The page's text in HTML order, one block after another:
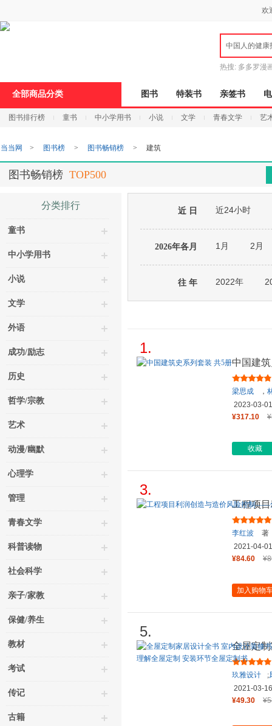
欢
中国人的健康
热搜: 多多罗漫
全部商品分类 图书 特装书 亲签书
图书排行榜 童书 中小学用书 小说 文学 青春文学 艺
当当网 > 图书榜 > 图书畅销榜 > 建筑
图书畅销榜 TOP500
分类排行
童书
中小学用书
小说
文学
外语
成功/励志
历史
哲学/宗教
艺术
动漫/幽默
心理学
管理
青春文学
科普读物
社会科学
亲子/家教
保健/养生
教材
考试
传记
古籍
近 日 近24小时
2026年各月 1月 2月
往 年 2022年
1.
中国建
梁思成 ，
2023-03-01
¥317.10
收藏
3.
工程项
过程项
李红波
著
2021-04-01
¥84.60
加入购物
5.
全屋定
一本书
玖雅设计 ;
2021-03-16
¥49.30
口
页
加